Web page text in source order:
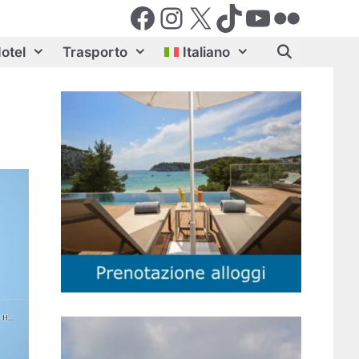
Facebook
Instagram
X (Twiter)
TikTok
YouTube
Flickr
Trasporto Italiano